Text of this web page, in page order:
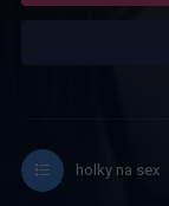
holky na sex